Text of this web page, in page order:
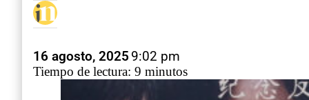
16 agosto, 2025 9:02 pm
Tiempo de lectura: 9 minutos